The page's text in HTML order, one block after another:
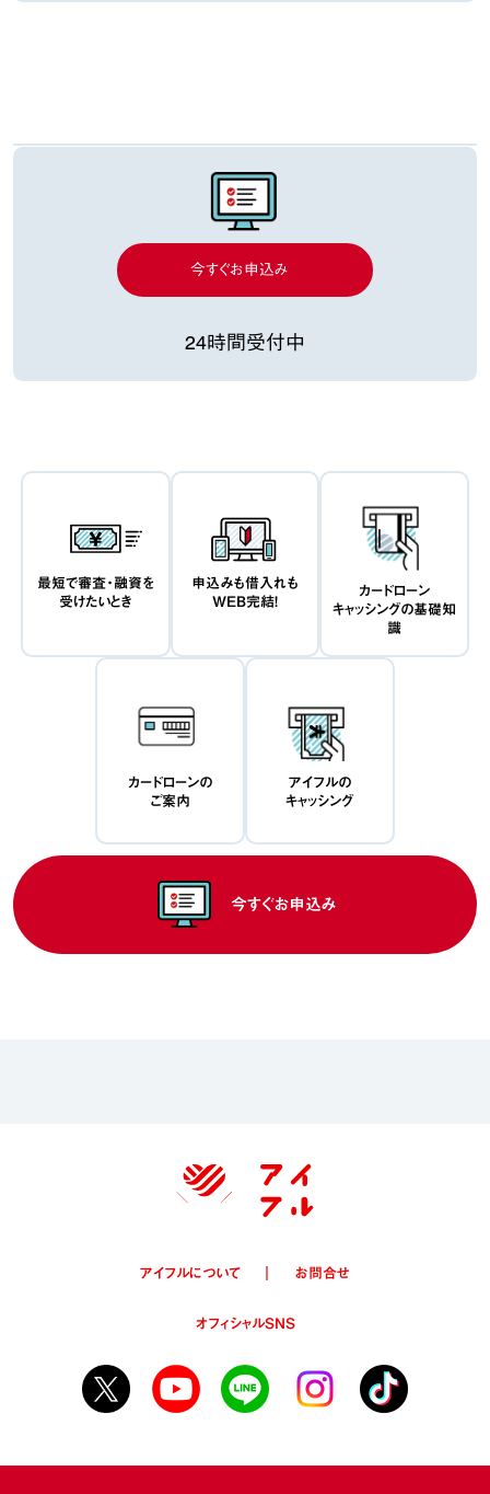
今すぐお申込み
24時間受付中
最短で審査・融資を
受けたいとき
申込みも借入れも
WEB完結！
カードローン
キャッシングの基礎知
識
カードローンの
ご案内
アイフルの
キャッシング
今すぐお申込み
アイフルについて お問合せ
オフィシャルSNS